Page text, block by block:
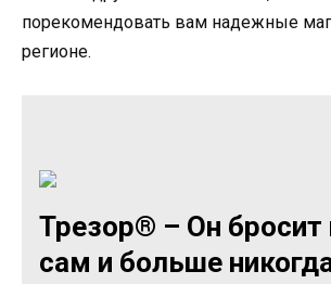
порекомендовать вам надежные
регионе.
Трезор® – Он бросит
сам и больше